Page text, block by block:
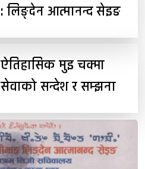
: लिङ्देन आत्मानन्द सेइङ
ऐतिहासिक मुइ चक्मा
सेवाको सन्देश र सम्झना